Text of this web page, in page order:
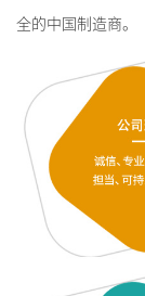
全的中国制造商。